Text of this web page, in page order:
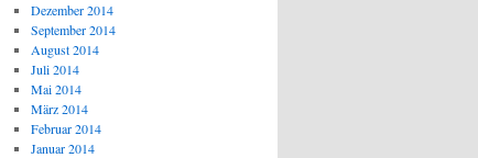
Dezember 2014
September 2014
August 2014
Juli 2014
Mai 2014
März 2014
Februar 2014
Januar 2014